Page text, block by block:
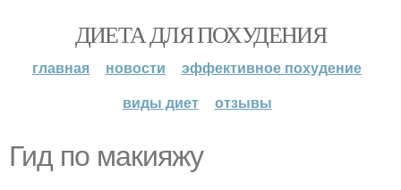
ДИЕТА ДЛЯ ПОХУДЕНИЯ
главная новости
эффективное похудение
виды диет
отзывы
Гид по макияжу